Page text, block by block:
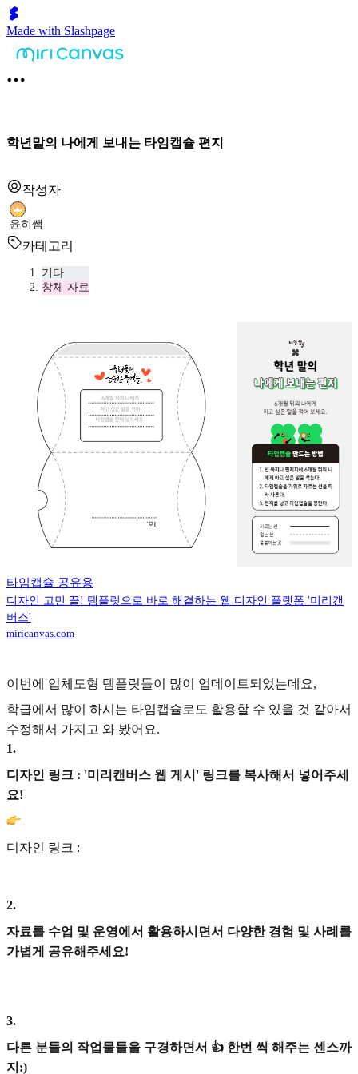
Made with Slashpage
학년말의 나에게 보내는 타임캡슐 편지
작성자
윤히쌤
카테고리
기타
창체 자료
타임캡슐 공유용
디자인 고민 끝! 템플릿으로 바로 해결하는 웹 디자인 플랫폼 '미리캔
버스'
miricanvas.com
이번에 입체도형 템플릿들이 많이 업데이트되었는데요,
학급에서 많이 하시는 타임캡슐로도 활용할 수 있을 것 같아서
수정해서 가지고 와 봤어요.
1.
디자인 링크 : '미리캔버스 웹 게시' 링크를 복사해서 넣어주세
요!
디자인 링크 :
2.
자료를 수업 및 운영에서 활용하시면서 다양한 경험 및 사례를
가볍게 공유해주세요!
3.
다른 분들의 작업물들을 구경하면서 👍 한번 씩 해주는 센스까
지:)